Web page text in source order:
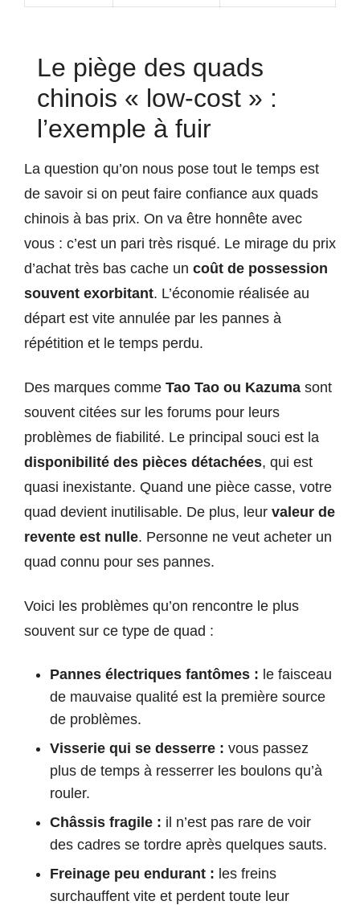
Le piège des quads
chinois « low-cost » :
l’exemple à fuir
La question qu’on nous pose tout le temps est
de savoir si on peut faire confiance aux quads
chinois à bas prix. On va être honnête avec
vous : c’est un pari très risqué. Le mirage du prix
d’achat très bas cache un coût de possession
souvent exorbitant. L’économie réalisée au
départ est vite annulée par les pannes à
répétition et le temps perdu.
Des marques comme Tao Tao ou Kazuma sont
souvent citées sur les forums pour leurs
problèmes de fiabilité. Le principal souci est la
disponibilité des pièces détachées, qui est
quasi inexistante. Quand une pièce casse, votre
quad devient inutilisable. De plus, leur valeur de
revente est nulle. Personne ne veut acheter un
quad connu pour ses pannes.
Voici les problèmes qu’on rencontre le plus
souvent sur ce type de quad :
Pannes électriques fantômes : le faisceau
de mauvaise qualité est la première source
de problèmes.
Visserie qui se desserre : vous passez
plus de temps à resserrer les boulons qu’à
rouler.
Châssis fragile : il n’est pas rare de voir
des cadres se tordre après quelques sauts.
Freinage peu endurant : les freins
surchauffent vite et perdent toute leur